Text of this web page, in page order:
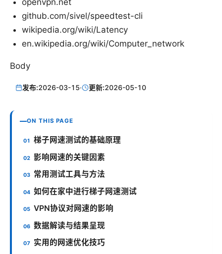
github.com/sivel/speedtest-cli
wikipedia.org/wiki/Latency
en.wikipedia.org/wiki/Computer_network
Body
发布:2026-03-15· 更新:2026-05-10
ON THIS PAGE
梯子网速测试的基础原理
影响网速的关键因素
常用测试工具与方法
如何在家中进行梯子网速测试
VPN协议对网速的影响
数据解读与结果呈现
实用的网速优化技巧